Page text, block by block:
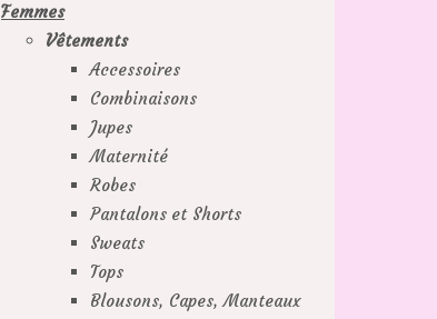
Femmes
Vêtements
Accessoires
Combinaisons
Jupes
Maternité
Robes
Pantalons et Shorts
Sweats
Tops
Blousons, Capes, Manteaux